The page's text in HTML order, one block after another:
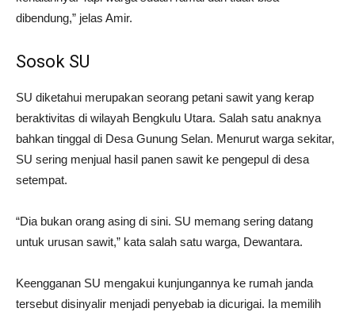
dibendung,” jelas Amir.
Sosok SU
SU diketahui merupakan seorang petani sawit yang kerap
beraktivitas di wilayah Bengkulu Utara. Salah satu anaknya
bahkan tinggal di Desa Gunung Selan. Menurut warga sekitar,
SU sering menjual hasil panen sawit ke pengepul di desa
setempat.
“Dia bukan orang asing di sini. SU memang sering datang
untuk urusan sawit,” kata salah satu warga, Dewantara.
Keengganan SU mengakui kunjungannya ke rumah janda
tersebut disinyalir menjadi penyebab ia dicurigai. Ia memilih